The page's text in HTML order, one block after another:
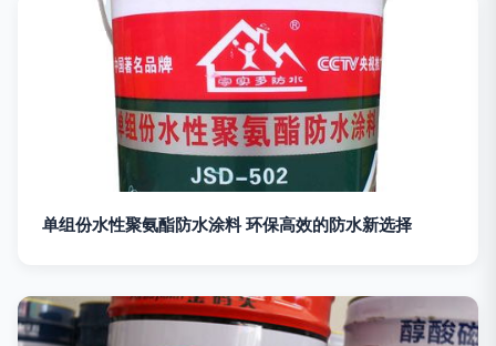
单组份水性聚氨酯防水涂料 环保高效的防水新选择